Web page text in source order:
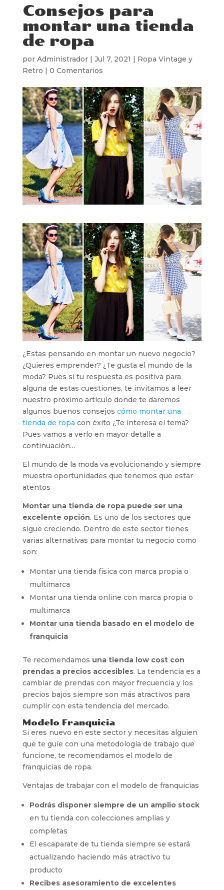
Consejos para
montar una tienda
de ropa
por Administrador| Jul 7, 2021 | Ropa Vintage y
Retro | 0 Comentarios
¿Estas pensando en montar un nuevo negocio?
¿Quieres emprender? ¿Te gusta el mundo de la
moda? Pues si tu respuesta es positiva para
alguna de estas cuestiones, te invitamos a leer
nuestro próximo artículo donde te daremos
algunos buenos consejos cómo montar una
tienda de ropa con éxito ¿Te interesa el tema?
Pues vamos a verlo en mayor detalle a
continuación…
El mundo de la moda va evolucionando y siempre
muestra oportunidades que tenemos que estar
atentos
Montar una tienda de ropa puede ser una
excelente opción. Es uno de los sectores que
sigue creciendo. Dentro de este sector tienes
varias alternativas para montar tu negocio como
son:
Montar una tienda física con marca propia o
multimarca
Montar una tienda online con marca propia o
multimarca
Montar una tienda basado en el modelo de
franquicia
Te recomendamos una tienda low cost con
prendas a precios accesibles. La tendencia es a
cambiar de prendas con mayor frecuencia y los
precios bajos siempre son más atractivos para
cumplir con esta tendencia del mercado.
Modelo Franquicia
Si eres nuevo en este sector y necesitas alguien
que te guíe con una metodología de trabajo que
funcione, te recomendamos el modelo de
franquicias de ropa.
Ventajas de trabajar con el modelo de franquicias
Podrás disponer siempre de un amplio stock
en tu tienda con colecciones amplias y
completas
El escaparate de tu tienda siempre se estará
actualizando haciendo más atractivo tu
producto
Recibes asesoramiento de excelentes